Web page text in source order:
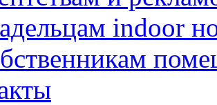
indoor